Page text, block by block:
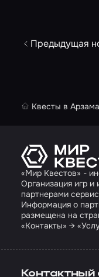
Предыдущая
Квесты в
«Мир Квестов» -
Организация игр и
партнерами
Информация о
размещена на
«Контакты» →
Контактный